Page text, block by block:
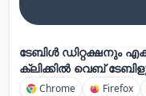
ടേബിൾ ഡിറ്റക്ഷനും
ക്ലിക്കിൽ വെബ്
Chrome Firefox